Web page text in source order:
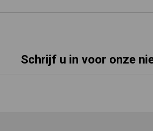
Schrijf u in voor onze